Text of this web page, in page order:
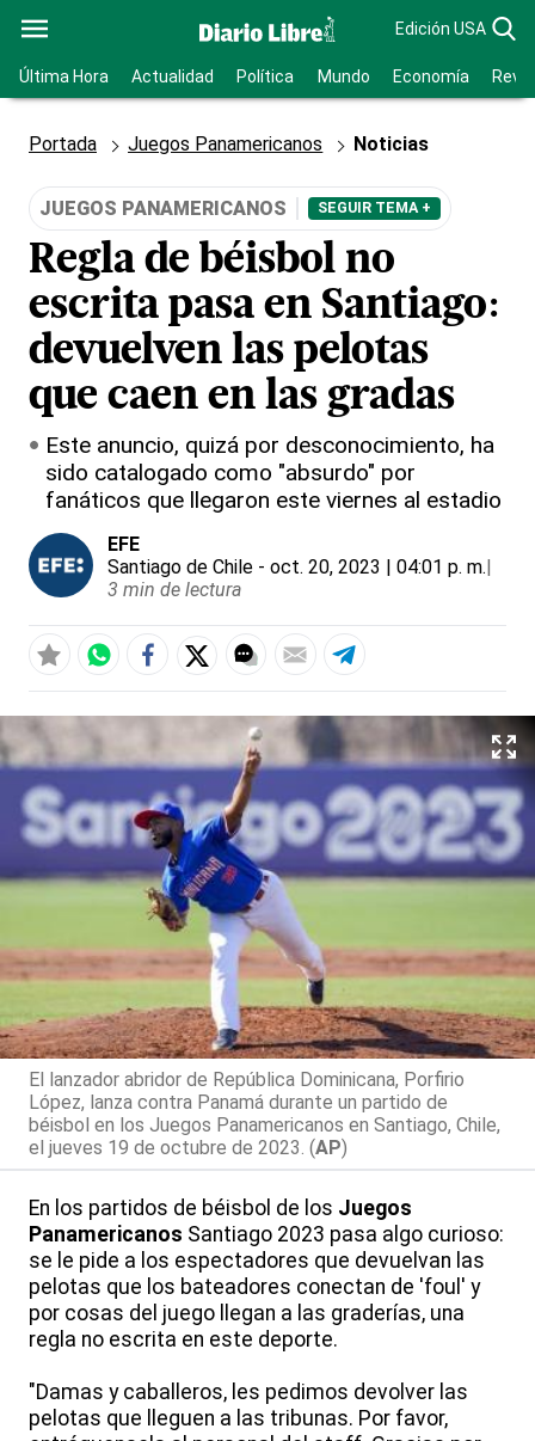
Edición USA
Última Hora Actualidad Política Mundo Economía
Portada Juegos Panamericanos Noticias
JUEGOS PANAMERICANOS SEGUIR TEMA +
Regla de béisbol no
escrita pasa en Santiago:
devuelven las pelotas
que caen en las gradas
Este anuncio, quizá por desconocimiento, ha
sido catalogado como "absurdo" por
fanáticos que llegaron este viernes al estadio
EFE
Santiago de Chile - oct. 20, 2023 | 04:01 p. m.|
3 min de lectura
El lanzador abridor de República Dominicana, Porfirio
López, lanza contra Panamá durante un partido de
béisbol en los Juegos Panamericanos en Santiago, Chile,
el jueves 19 de octubre de 2023. (AP)
En los partidos de béisbol de los Juegos
Panamericanos Santiago 2023 pasa algo curioso:
se le pide a los espectadores que devuelvan las
pelotas que los bateadores conectan de 'foul' y
por cosas del juego llegan a las graderías, una
regla no escrita en este deporte.
"Damas y caballeros, les pedimos devolver las
pelotas que lleguen a las tribunas. Por favor,